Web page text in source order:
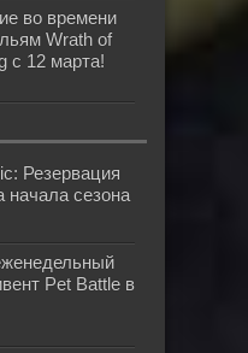
во времени
Wrath of
с 12 марта!
Резервация
начала сезона
Pet Battle в